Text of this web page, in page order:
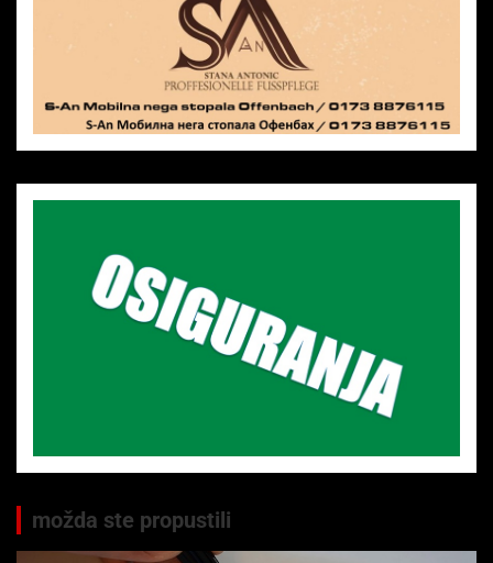
možda ste propustili